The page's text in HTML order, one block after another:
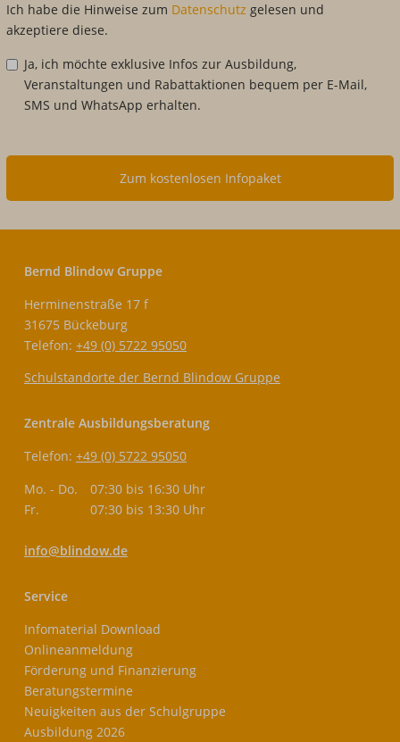
Ich habe die Hinweise zum Datenschutz gelesen und
akzeptiere diese.
Ja, ich möchte exklusive Infos zur Ausbildung,
Veranstaltungen und Rabattaktionen bequem per E-Mail,
SMS und WhatsApp erhalten.
Zum kostenlosen Infopaket
Bernd Blindow Gruppe
Herminenstraße 17 f
31675 Bückeburg
Telefon: +49 (0) 5722 95050
Schulstandorte der Bernd Blindow Gruppe
Zentrale Ausbildungsberatung
Telefon: +49 (0) 5722 95050
Mo. - Do.
07:30 bis 16:30 Uhr
Fr.
07:30 bis 13:30 Uhr
info@blindow.de
Service
Infomaterial Download
Onlineanmeldung
Förderung und Finanzierung
Beratungstermine
Neuigkeiten aus der Schulgruppe
Ausbildung 2026